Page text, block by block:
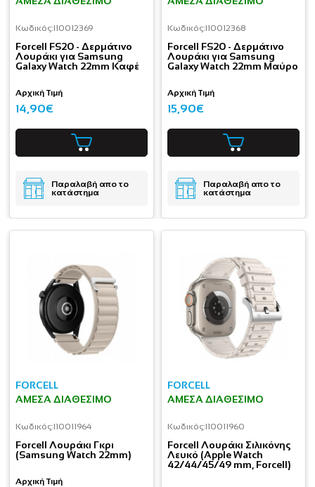
Κωδικός:I10012369
Forcell FS20 - Δερμάτινο
Λουράκι για Samsung
Galaxy Watch 22mm Καφέ
Αρχική Τιμή
14,90€
Παραλαβή απο το
κατάστημα
Κωδικός:I10012368
Forcell FS20 - Δερμάτινο
Λουράκι για Samsung
Galaxy Watch 22mm Μαύρο
Αρχική Τιμή
15,90€
Παραλαβή απο το
κατάστημα
FORCELL
ΆΜΕΣΑ ΔΙΑΘΈΣΙΜΟ
Κωδικός:I10011964
Forcell Λουράκι Γκρι
(Samsung Watch 22mm)
Αρχική Τιμή
FORCELL
ΆΜΕΣΑ ΔΙΑΘΈΣΙΜΟ
Κωδικός:I10011960
Forcell Λουράκι Σιλικόνης
Λευκό (Apple Watch
42/44/45/49 mm, Forcell)